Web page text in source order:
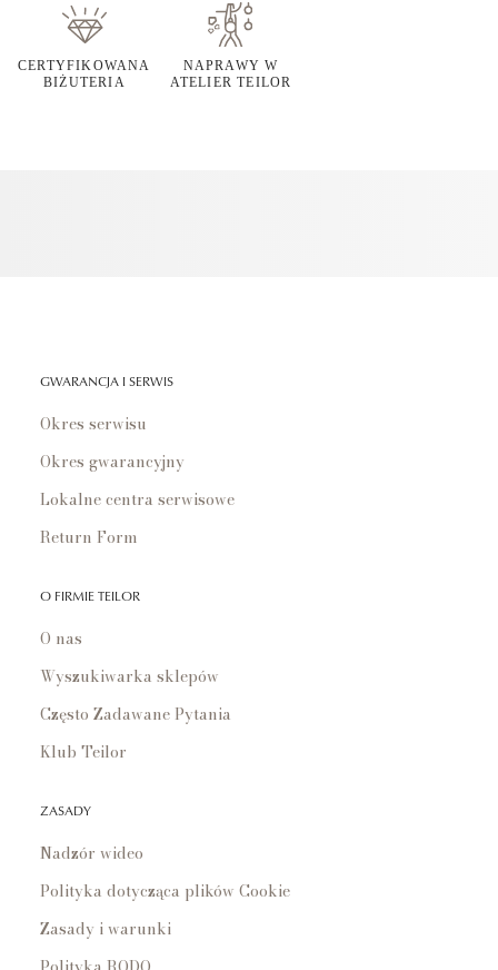
CERTYFIKOWANA
BIŻUTERIA
NAPRAWY W
ATELIER TEILOR
GWARANCJA I SERWIS
Okres serwisu
Okres gwarancyjny
Lokalne centra serwisowe
Return Form
O FIRMIE TEILOR
O nas
Wyszukiwarka sklepów
Często Zadawane Pytania
Klub Teilor
ZASADY
Nadzór wideo
Polityka dotycząca plików Cookie
Zasady i warunki